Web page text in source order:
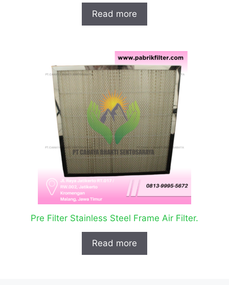
Read more
Pre Filter Stainless Steel Frame Air Filter.
Read more